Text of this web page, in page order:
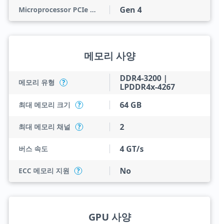
Microprocessor PCIe Revision Gen 4
메모리 사양
메모리 유형 ?
DDR4-3200 |
LPDDR4x-4267
최대 메모리 크기 ? 64 GB
최대 메모리 채널 ? 2
버스 속도 4 GT/s
ECC 메모리 지원 ? No
GPU 사양